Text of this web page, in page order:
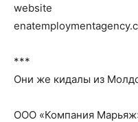
website
***
Они же кидалы из
ООО «Компания